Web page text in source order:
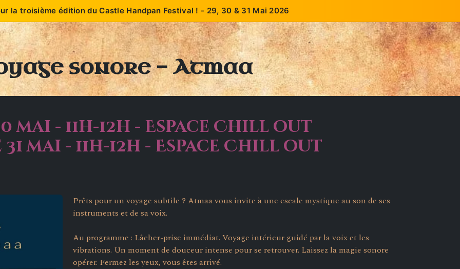
la troisième édition du Castle Handpan Festival ! - 29, 30 & 31 Mai 2026
Accueil Édition 2026 À propos Éditions passées Les potins du Castle Échoppe Contact
sonore - Atmaa
mai - 11h-12h - Espace Chill out
mai - 11h-12h - Espace Chill out
Prêts pour un voyage subtile ? Atmaa vous invite à une escale mystique au son de ses
instruments et de sa voix.
Au programme : Lâcher-prise immédiat. Voyage intérieur guidé par la voix et les
vibrations. Un moment de douceur intense pour se retrouver. Laissez la magie sonore
opérer. Fermez les yeux, vous êtes arrivé.